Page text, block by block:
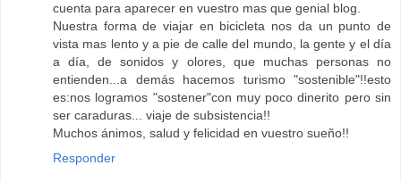
cuenta para aparecer en vuestro mas que genial blog.
Nuestra forma de viajar en bicicleta nos da un punto de
vista mas lento y a pie de calle del mundo, la gente y el día
a día, de sonidos y olores, que muchas personas no
entienden...a demás hacemos turismo "sostenible"!!esto
es:nos logramos "sostener"con muy poco dinerito pero sin
ser caraduras... viaje de subsistencia!!
Muchos ánimos, salud y felicidad en vuestro sueño!!
Responder